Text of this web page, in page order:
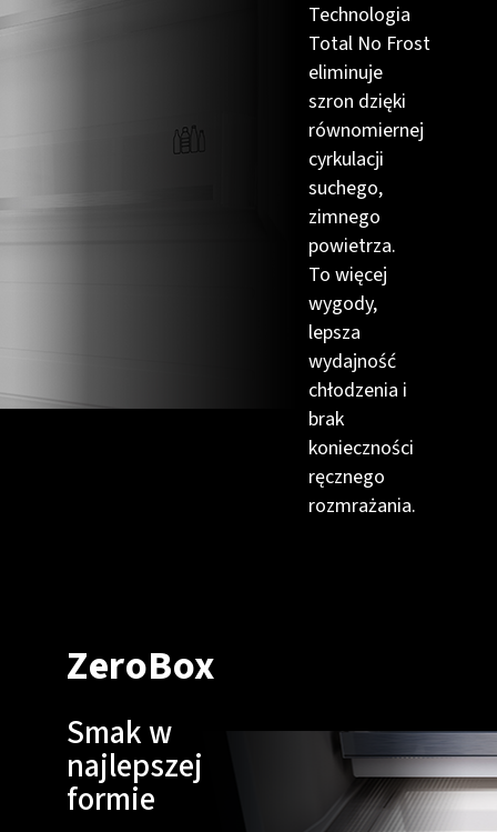
Technologia
Total No Frost
eliminuje
szron dzięki
równomiernej
cyrkulacji
suchego,
zimnego
powietrza.
To więcej
wygody,
lepsza
wydajność
chłodzenia i
brak
konieczności
ręcznego
rozmrażania.
ZeroBox
Smak w
najlepszej
formie